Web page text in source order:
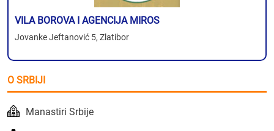
VILA BOROVA I AGENCIJA MIROS
Jovanke Jeftanović 5, Zlatibor
O SRBIJI
Manastiri Srbije